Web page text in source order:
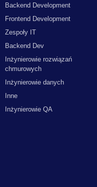
Backend Development
Frontend Development
Zespoły IT
Backend Dev
Inżynierowie rozwiązań
chmurowych
Inżynierowie danych
Inne
Inżynierowie QA